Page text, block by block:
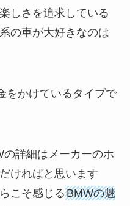
しさを追求している
の車が大好きなのは
をかけているタイプで
詳細はメーカーのホ
ければと思います
こそ感じるBMWの魅